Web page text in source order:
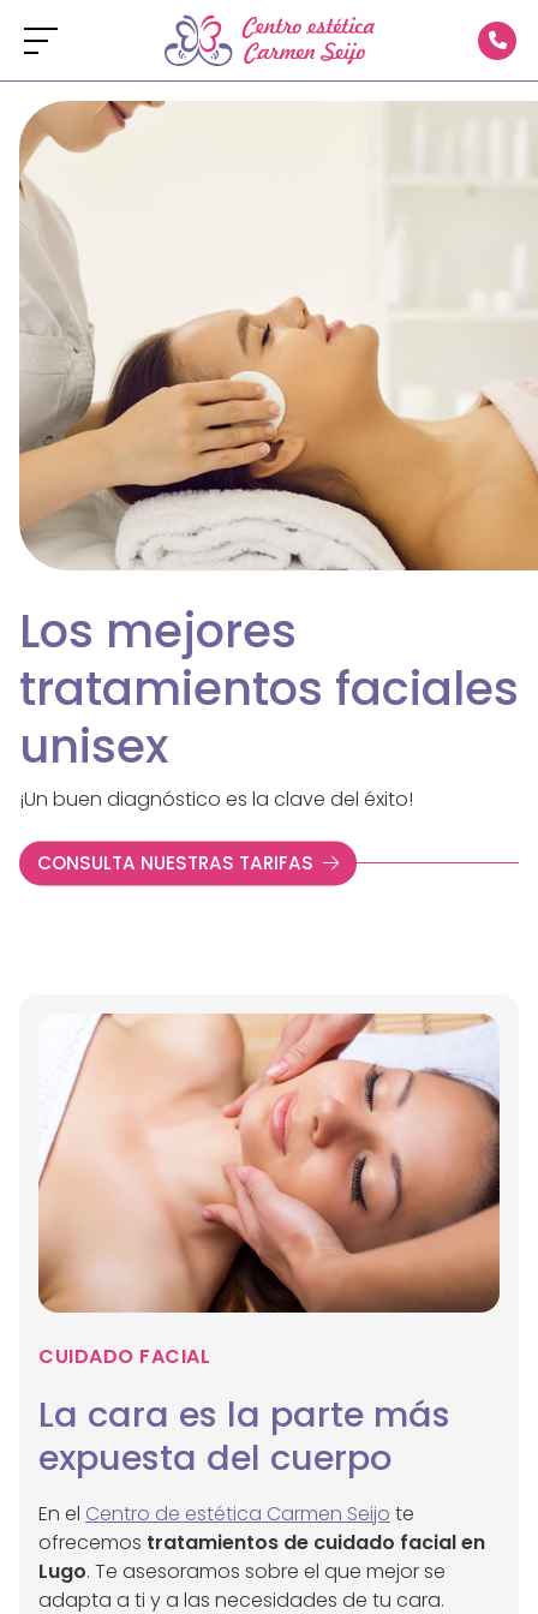
Los mejores
tratamientos faciales
unisex
¡Un buen diagnóstico es la clave del éxito!
CONSULTA NUESTRAS TARIFAS
CUIDADO FACIAL
La cara es la parte más
expuesta del cuerpo
En el Centro de estética Carmen Seijo te
ofrecemos tratamientos de cuidado facial en
Lugo. Te asesoramos sobre el que mejor se
adapta a ti y a las necesidades de tu cara.